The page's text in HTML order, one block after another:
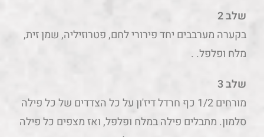
שלב 2
בקערה מערבבים יחד פירורי לחם, פטרוזיליה, שמן זית,
מלח ופלפל. .
שלב 3
מורחים 1/2 כף חרדל דיז'ון על כל הצדדים של כל פילה
סלמון. מתבלים פילה במלח ופלפל, ואז מצפים כל פילה